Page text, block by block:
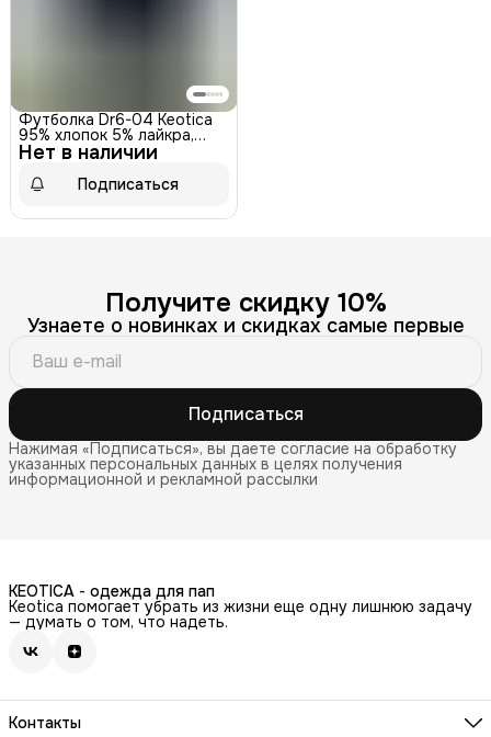
Нет в наличии
Футболка Dr6-04 Keotica
95% хлопок 5% лайкра,
синяя 46
Подписаться
Получите скидку 10%
Узнаете о новинках и скидках самые первые
Подписаться
Нажимая «Подписаться», вы даете согласие на обработку
указанных персональных данных в целях получения
информационной и рекламной рассылки
KEOTICA - одежда для пап
Keotica помогает убрать из жизни еще одну лишнюю задачу
— думать о том, что надеть.
Контакты